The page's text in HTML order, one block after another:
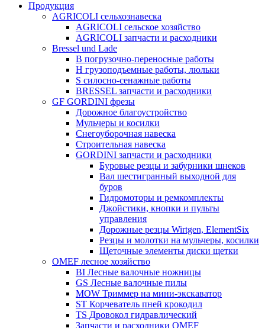
Продукция
AGRICOLI сельхознавеска
AGRICOLI сельское хозяйство
AGRICOLI запчасти и расходники
Bressel und Lade
B погрузочно-переносные работы
H грузоподъемные работы, люльки
S силосно-сенажные работы
BRESSEL запчасти и расходники
GF GORDINI фрезы
Дорожное благоустройство
Мульчеры и косилки
Снегоуборочная навеска
Строительная навеска
GORDINI запчасти и расходники
Буровые резцы и забурники шнеков
Вал шестигранный выходной для
буров
Гидромоторы и ремкомплекты
Джойстики, кнопки и пульты
управления
Дорожные резцы Wirtgen, ElementSix
Резцы и молотки на мульчеры, косилки
Щеточные элементы диски щетки
OMEF лесное хозяйство
BI Лесные валочные ножницы
GS Лесные валочные пилы
MOW Триммер на мини-экскаватор
ST Корчеватель пней крокодил
TS Дровокол гидравлический
Запчасти и расходники OMEF